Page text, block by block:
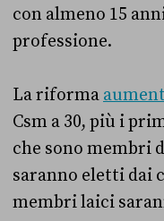
con almeno 15
professione.
La riforma
Csm a 30, più i
che sono
saranno eletti dai
membri laici